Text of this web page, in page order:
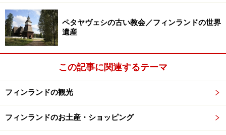
で作られています。床を軋ませて歩き、カンナの削り跡
もそのままに残った温もりあふれる木肌に触れると、こ
の片田舎で200年以上も役目を果たしてきた小さな教会
の歴史がありありと蘇ってくるかのようです。
目
天井を見上げてみると、器用に木材を組み、石造りの教
ペタヤヴェシの古い教会／フィンランドの世界
遺産
この記事に関連するテーマ
フィンランドの観光
フィンランドのお土産・ショッピング